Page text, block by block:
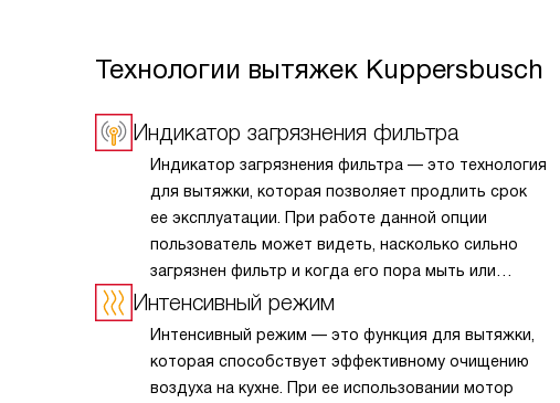
Технологии вытяжек Kuppersbusch
Индикатор загрязнения фильтра
Индикатор загрязнения фильтра — это технология
для вытяжки, которая позволяет продлить срок
ее эксплуатации. При работе данной опции
пользователь может видеть, насколько сильно
загрязнен фильтр и когда его пора мыть или
заменять. Эта информация отображается
Интенсивный режим
Интенсивный режим — это функция для вытяжки,
которая способствует эффективному очищению
воздуха на кухне. При ее использовании мотор